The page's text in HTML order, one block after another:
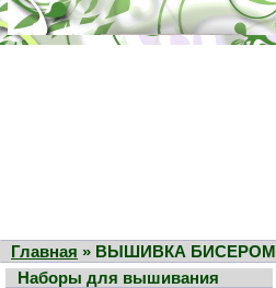
Главная » ВЫШИВКА БИСЕРОМ
Наборы для вышивания